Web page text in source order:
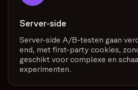
Server-side
Server-side A/B-testen gaan
end, met first-party cookies,
geschikt voor complexe en
experimenten.